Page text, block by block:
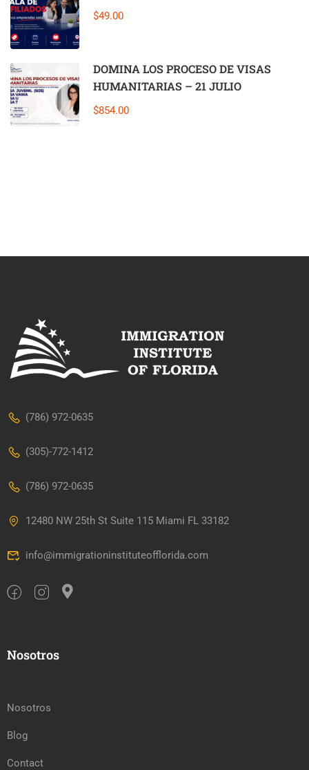
$49.00
DOMINA LOS PROCESO DE VISAS
HUMANITARIAS – 21 JULIO
$854.00
(786) 972-0635
(305)-772-1412
(786) 972-0635
12480 NW 25th St Suite 115 Miami FL 33182
info@immigrationinstituteofflorida.com
Nosotros
Nosotros
Blog
Contact